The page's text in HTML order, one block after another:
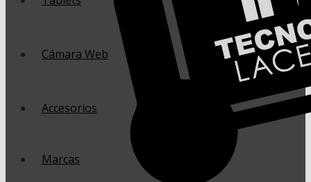
Cámara Web
Accesorios
Marcas